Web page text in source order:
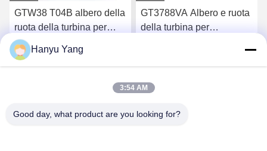
GTW38 T04B albero della
ruota della turbina per
turbocompressori 407276-
6 407276-19 446905-2
446905-5Chatta Adesso
GT3788VA Albero e ruota
della turbina per
5002S
Chatta Adesso
Hanyu Yang
3:54 AM
Good day, what product are you looking for?